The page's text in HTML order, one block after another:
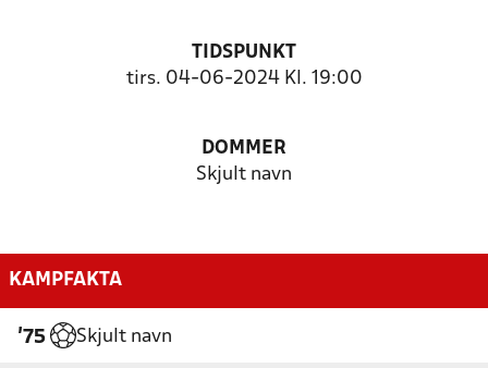
TIDSPUNKT
tirs. 04-06-2024 Kl. 19:00
DOMMER
Skjult navn
KAMPFAKTA
'75 Skjult navn